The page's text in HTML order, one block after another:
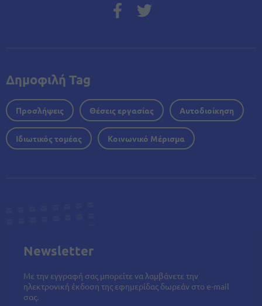
Δημοφιλή Tag
Προσλήψεις Θέσεις εργασίας Αυτοδιοίκηση
Ιδιωτικός τομέας Κοινωνικό Μέρισμα
Newsletter
Με την εγγραφή σας μπορείτε να λαμβάνετε την
ηλεκτρονική έκδοση της εφημερίδας δωρεάν στο e-mail
σας.